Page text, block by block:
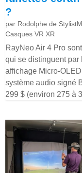
?
par Rodolphe de
Casques VR XR
RayNeo Air 4 Pro
qui se distinguent
affichage Micro-
système audio signé
299 $ (environ 275 à